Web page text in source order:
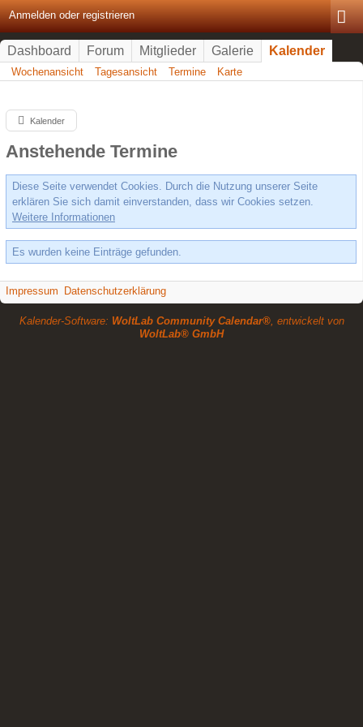
Anmelden oder registrieren
Dashboard Forum Mitglieder Galerie Kalender
Wochenansicht Tagesansicht Termine Karte
Kalender
Anstehende Termine
Diese Seite verwendet Cookies. Durch die Nutzung unserer Seite
erklären Sie sich damit einverstanden, dass wir Cookies setzen.
Weitere Informationen
Es wurden keine Einträge gefunden.
Impressum Datenschutzerklärung
Kalender-Software: WoltLab Community Calendar®, entwickelt von
WoltLab® GmbH